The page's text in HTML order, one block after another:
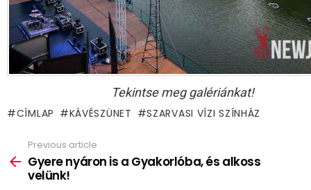
Tekintse meg galériánkat!
CÍMLAP KÁVÉSZÜNET SZARVASI VÍZI SZÍNHÁZ
more
Previous article
Gyere nyáron is a Gyakorlóba, és alkoss
velünk!